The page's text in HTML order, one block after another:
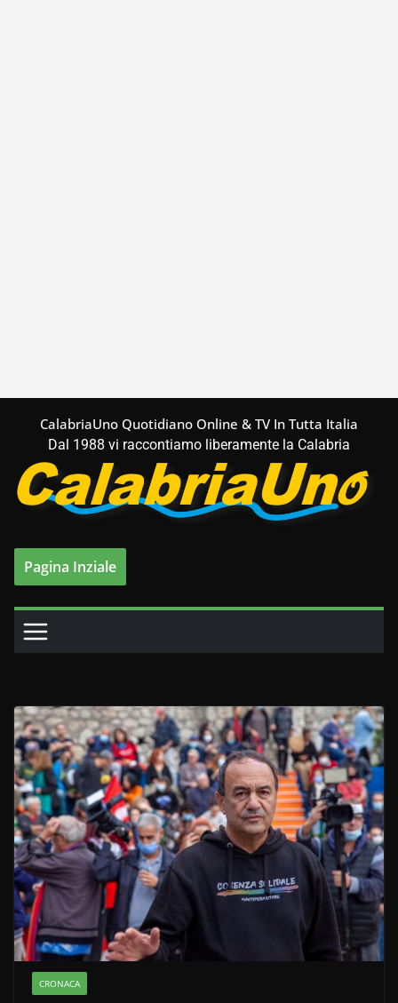
contenuto
CalabriaUno Quotidiano Online & TV In Tutta Italia
Dal 1988 vi raccontiamo liberamente la Calabria
Pagina Inziale
CRONACA